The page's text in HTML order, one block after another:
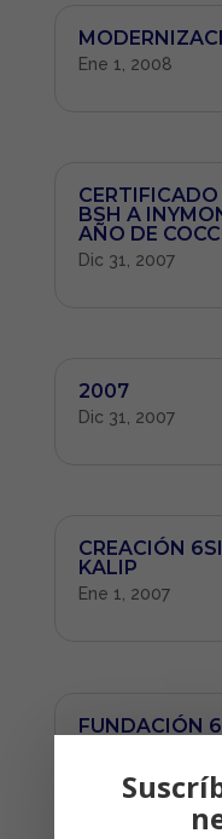
Ene 1, 2008
BSH A
AÑO DE
Dic 31, 2007
2007
Dic 31, 2007
CREACIÓN
KALIP
Ene 1, 2007
FUNDACIÓN